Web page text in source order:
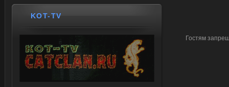
Гостям
KOT-TV